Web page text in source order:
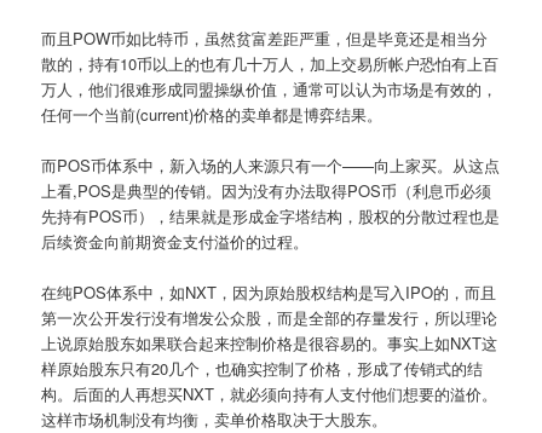
而且POW币如比特币，虽然贫富差距严重，但是毕竟还是相当分
散的，持有10币以上的也有几十万人，加上交易所帐户恐怕有上百
万人，他们很难形成同盟操纵价值，通常可以认为市场是有效的，
任何一个当前(current)价格的卖单都是博弈结果。
而POS币体系中，新入场的人来源只有一个——向上家买。从这点
上看,POS是典型的传销。因为没有办法取得POS币（利息币必须
先持有POS币），结果就是形成金字塔结构，股权的分散过程也是
后续资金向前期资金支付溢价的过程。
在纯POS体系中，如NXT，因为原始股权结构是写入IPO的，而且
第一次公开发行没有增发公众股，而是全部的存量发行，所以理论
上说原始股东如果联合起来控制价格是很容易的。事实上如NXT这
样原始股东只有20几个，也确实控制了价格，形成了传销式的结
构。后面的人再想买NXT，就必须向持有人支付他们想要的溢价。
这样市场机制没有均衡，卖单价格取决于大股东。